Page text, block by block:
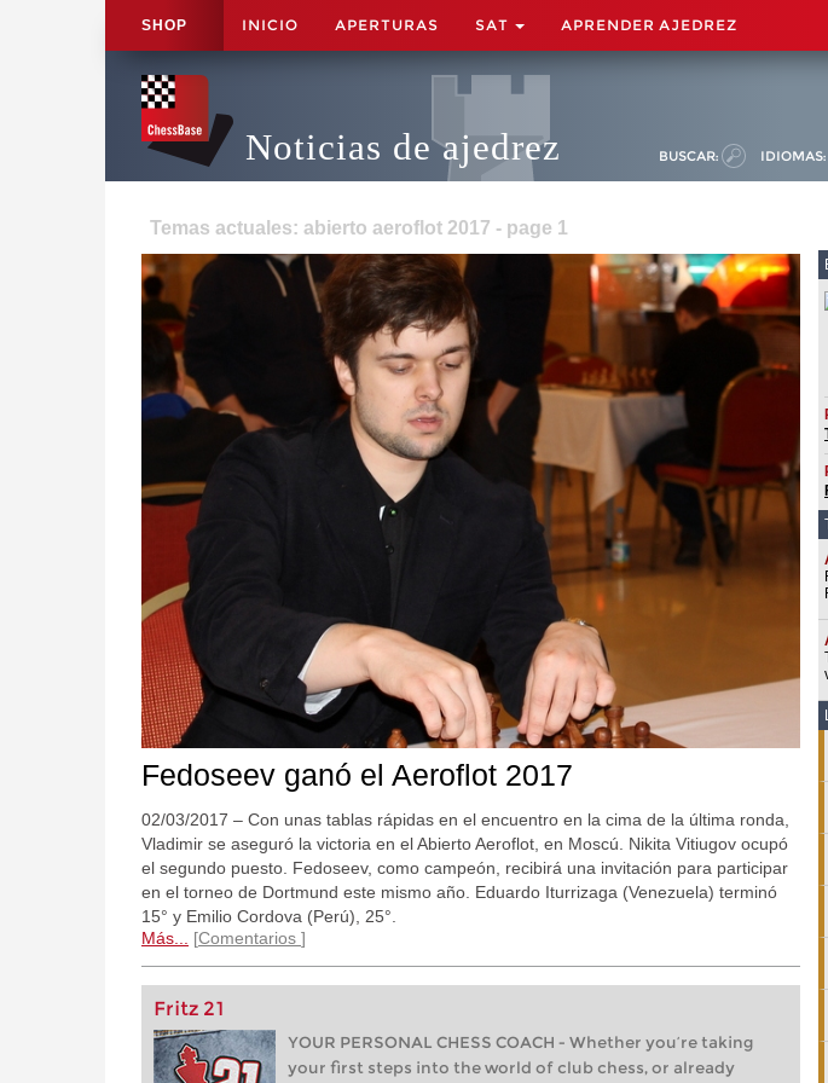
SHOP INICIO APERTURAS SAT APRENDER AJEDREZ
Noticias de ajedrez BUSCAR: IDIOMAS:
Temas actuales: abierto aeroflot 2017 - page 1
Fedoseev ganó el Aeroflot 2017
02/03/2017 – Con unas tablas rápidas en el encuentro en la cima de la última ronda,
Vladimir se aseguró la victoria en el Abierto Aeroflot, en Moscú. Nikita Vitiugov ocupó
el segundo puesto. Fedoseev, como campeón, recibirá una invitación para participar
en el torneo de Dortmund este mismo año. Eduardo Iturrizaga (Venezuela) terminó
15° y Emilio Cordova (Perú), 25°.
Más...
Comentarios
Fritz 21
YOUR PERSONAL CHESS COACH - Whether you’re taking
your first steps into the world of club chess, or already